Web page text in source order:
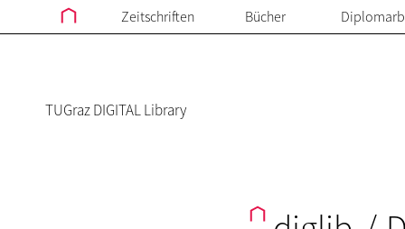
Zeitschriften Bücher
TUGraz DIGITAL Library